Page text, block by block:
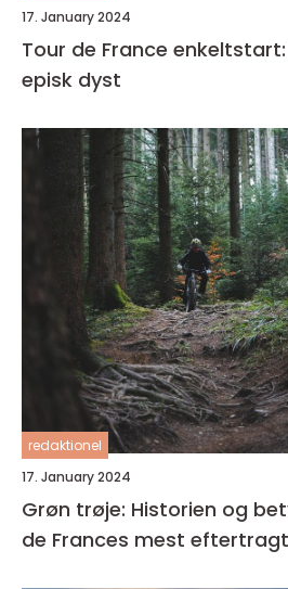
17. January 2024
Tour de France
episk dyst
redaktionel
17. January 2024
Grøn trøje: Historien og
de Frances mest